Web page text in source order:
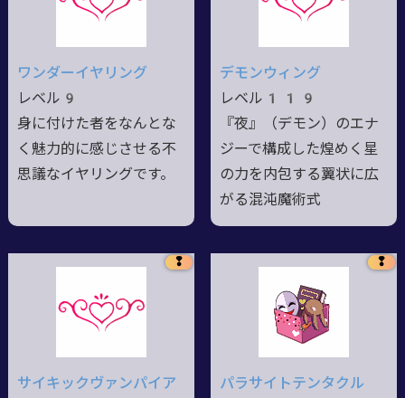
ワンダーイヤリング
レベル9
身に付けた者をなんとな
く魅力的に感じさせる不
思議なイヤリングです。
デモンウィング
レベル119
『夜』（デモン）のエナ
ジーで構成した煌めく星
の力を内包する翼状に広
がる混沌魔術式
❢
サイキックヴァンパイア
❢
パラサイトテンタクル